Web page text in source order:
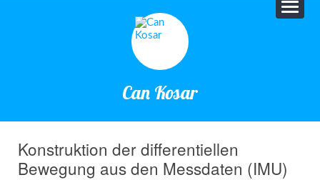
Can Kosar
Konstruktion der differentiellen
Bewegung aus den Messdaten (IMU)